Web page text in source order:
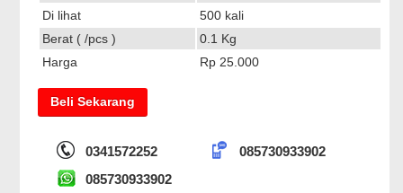
Di lihat
500 kali
Berat ( /pcs )
0.1 Kg
Harga
Rp 25.000
Beli Sekarang
0341572252
085730933902
085730933902